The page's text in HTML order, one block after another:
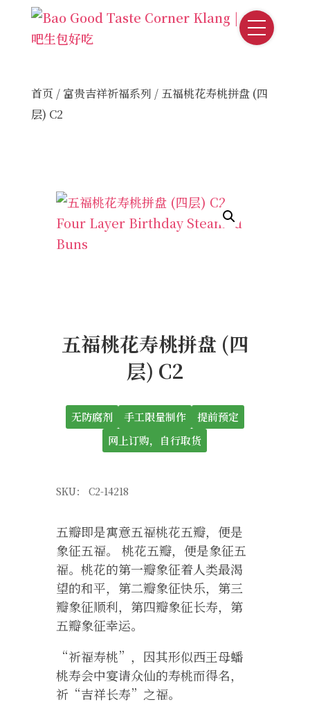
首页 /富贵吉祥祈福系列 / 五福桃花寿桃拼盘 (四
层) C2
五福桃花寿桃拼盘 (四
层) C2
无防腐剂 手工限量制作
提前预定
网上订购，自行取货
SKU： C2-14218
五瓣即是寓意五福桃花五瓣，便是
象征五福。 桃花五瓣，便是象征五
福。桃花的第一瓣象征着人类最渴
望的和平，第二瓣象征快乐，第三
瓣象征顺利，第四瓣象征长寿，第
五瓣象征幸运。
“祈福寿桃”，因其形似西王母蟠
桃寿会中宴请众仙的寿桃而得名，
祈“吉祥长寿”之福。